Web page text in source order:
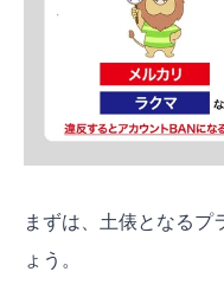
まずは、土俵となるプ
ょう。